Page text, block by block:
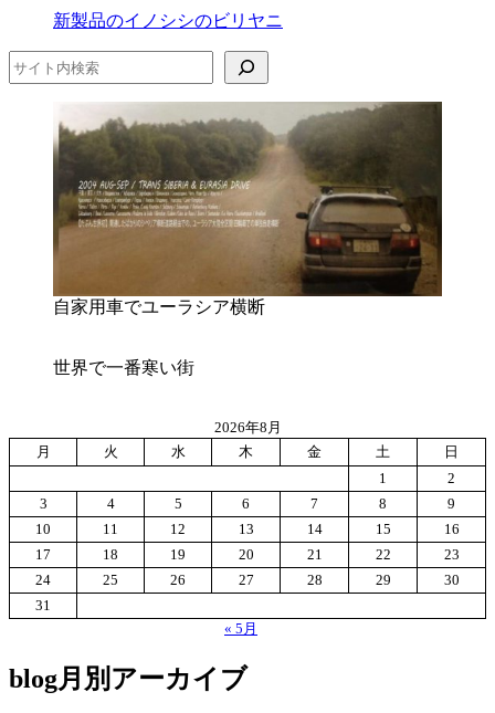
存
新製品のイノシシのビリヤニ
検索
自家用車でユーラシア横断
世界で一番寒い街
2026年8月
月
火 水 木 金 土
日
1
2
3
4 5 6 7 8
9
10
11 12 13 14 15
16
17
18 19 20 21 22
23
24
25 26 27 28 29
30
31
« 5月
blog月別アーカイブ